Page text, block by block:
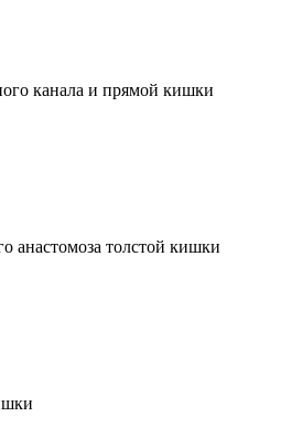
канала и прямой кишки
анастомоза толстой кишки